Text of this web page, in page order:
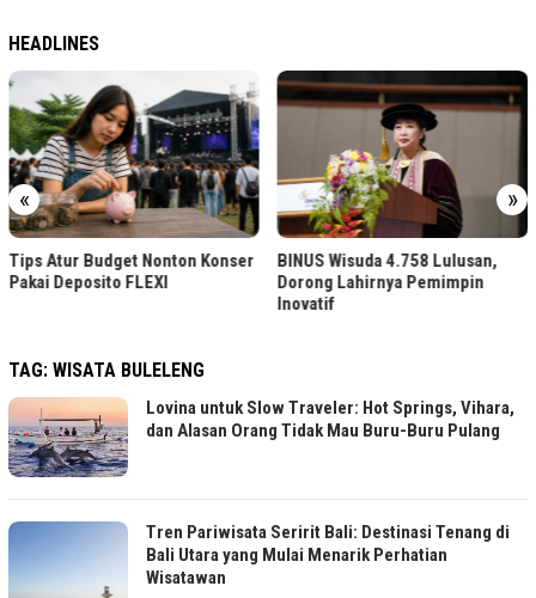
HEADLINES
« »
Tips Atur Budget Nonton Konser
Pakai Deposito FLEXI
BINUS Wisuda 4.758 Lulusan,
Dorong Lahirnya Pemimpin
Inovatif
TAG: WISATA BULELENG
Lovina untuk Slow Traveler: Hot Springs, Vihara,
dan Alasan Orang Tidak Mau Buru-Buru Pulang
Tren Pariwisata Seririt Bali: Destinasi Tenang di
Bali Utara yang Mulai Menarik Perhatian
Wisatawan